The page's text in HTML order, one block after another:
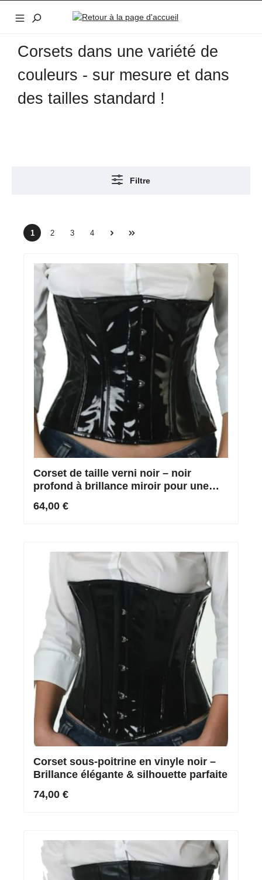
Passer au contenu principal
Corsets dans une variété de
couleurs - sur mesure et dans
des tailles standard !
Filtre
Page
1 Page
2 Page
3 Page
4
Corset de taille verni noir – noir
profond à brillance miroir pour une
64,00 €
Corset sous-poitrine en vinyle noir –
Brillance élégante & silhouette parfaite
74,00 €